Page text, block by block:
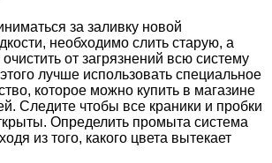
за заливку новой
необходимо слить старую, а
очистить от загрязнений всю систему
лучше использовать специальное
которое можно купить в магазине
Следите чтобы все краники и пробки
Определить промыта система
из того, какого цвета вытекает